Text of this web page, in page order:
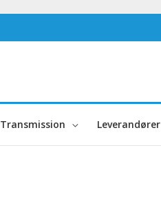
Transmission Leverandører